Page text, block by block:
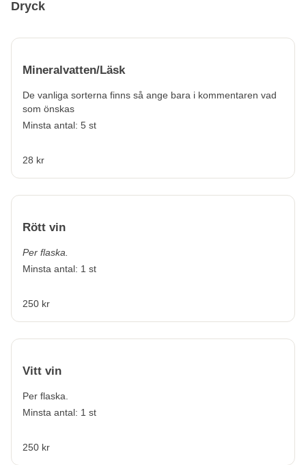
Dryck
Mineralvatten/Läsk
De vanliga sorterna finns så ange bara i kommentaren vad
som önskas
Minsta antal: 5 st
28 kr
Rött vin
Per flaska.
Minsta antal: 1 st
250 kr
Vitt vin
Per flaska.
Minsta antal: 1 st
250 kr